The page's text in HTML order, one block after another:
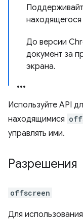
До версии
документ за
экрана.
Используйте API
находящимися
управлять ими.
Разрешения
offscreen
Для